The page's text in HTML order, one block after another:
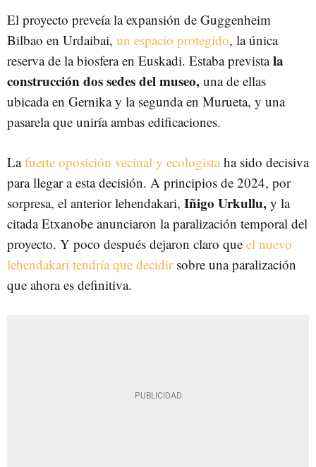
El proyecto preveía la expansión de Guggenheim
Bilbao en Urdaibai, un espacio protegido, la única
reserva de la biosfera en Euskadi. Estaba previstala
construcción dos sedes del museo, una de ellas
ubicada en Gernika y la segunda en Murueta, y una
pasarela que uniría ambas edificaciones.
Lafuerte oposición vecinal y ecologistaha sido decisiva
para llegar a esta decisión. A principios de 2024, por
sorpresa, el anterior lehendakari, Iñigo Urkullu, y la
citada Etxanobe anunciaron la paralización temporal del
proyecto. Y poco después dejaron claro que el nuevo
lehendakari tendría que decidirsobre una paralización
que ahora es definitiva.